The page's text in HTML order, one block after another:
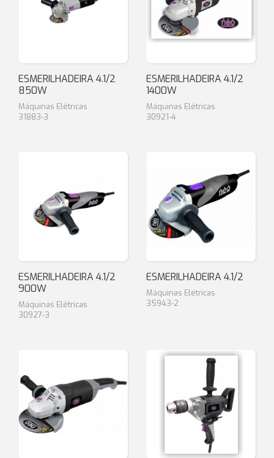
ESMERILHADEIRA 4.1/2
850W
Máquinas Elétricas
31883-3
ESMERILHADEIRA 4.1/2
1400W
Máquinas Elétricas
30921-4
ESMERILHADEIRA 4.1/2
900W
Máquinas Elétricas
30927-3
ESMERILHADEIRA 4.1/2
Máquinas Elétricas
35943-2